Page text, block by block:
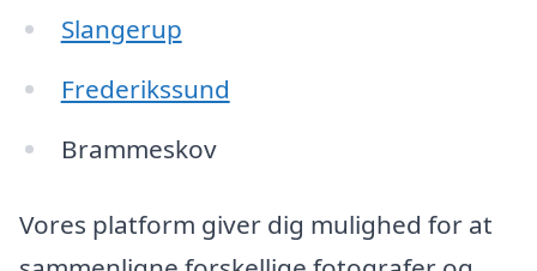
Slangerup
Frederikssund
Brammeskov
Vores platform giver dig mulighed for at